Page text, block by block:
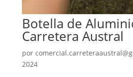
Botella de
Carretera Austral
por
2024